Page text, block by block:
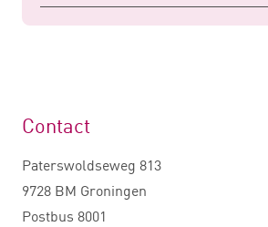
Contact
Paterswoldseweg 813
9728 BM Groningen
Postbus 8001